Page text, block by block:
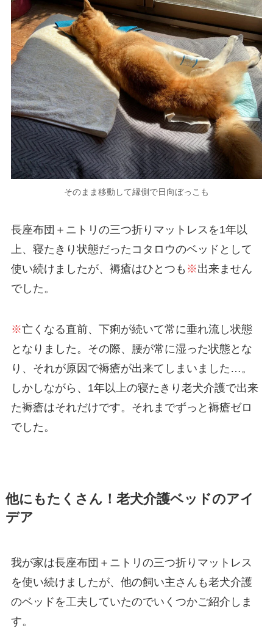
そのまま移動して縁側で日向ぼっこも
長座布団＋ニトリの三つ折りマットレスを1年以
上、寝たきり状態だったコタロウのベッドとして
使い続けましたが、褥瘡はひとつも ※出来ません
でした。
※亡くなる直前、下痢が続いて常に垂れ流し状態
となりました。その際、腰が常に湿った状態とな
り、それが原因で褥瘡が出来てしまいました…。
しかしながら、1年以上の寝たきり老犬介護で出来
た褥瘡はそれだけです。それまでずっと褥瘡ゼロ
でした。
他にもたくさん！老犬介護ベッドのアイ
デア
我が家は長座布団＋ニトリの三つ折りマットレス
を使い続けましたが、他の飼い主さんも老犬介護
のベッドを工夫していたのでいくつかご紹介しま
す。